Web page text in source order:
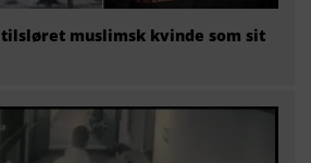
muslimsk kvinde som sit